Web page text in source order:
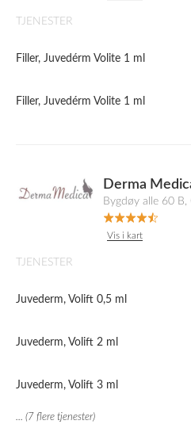
TJENESTER
Filler, Juvedérm Volite 1 ml
Filler, Juvedérm Volite 1 ml
Derma
Bygdøy alle 60 B,
Vis i kart
TJENESTER
Juvederm, Volift 0,5 ml
Juvederm, Volift 2 ml
Juvederm, Volift 3 ml
... (7 flere tjenester)